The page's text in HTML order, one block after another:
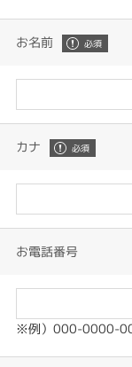
お名前
カナ
お電話番号
※例）000-0000-